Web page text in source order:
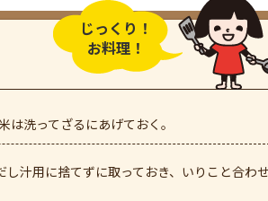
じっくり！
お料理！
洗ってざるにあげておく。
汁用に捨てずに取っておき、いりこと合わせ